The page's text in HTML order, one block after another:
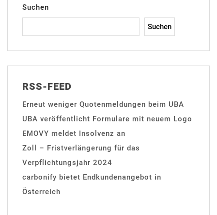
Suchen
Suchen
RSS-FEED
Erneut weniger Quotenmeldungen beim UBA
UBA veröffentlicht Formulare mit neuem Logo
EMOVY meldet Insolvenz an
Zoll – Fristverlängerung für das
Verpflichtungsjahr 2024
carbonify bietet Endkundenangebot in
Österreich